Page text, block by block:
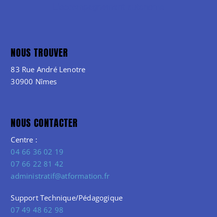
NOUS TROUVER
83 Rue André Lenotre
30900 Nîmes
NOUS CONTACTER
Centre :
04 66 36 02 19
07 66 22 81 42
administratif@atformation.fr
Support Technique/Pédagogique
07 49 48 62 98